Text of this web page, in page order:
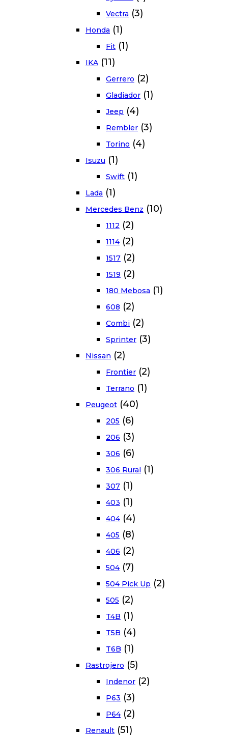
Vectra (3)
Honda (1)
Fit (1)
IKA (11)
Gerrero (2)
Gladiador (1)
Jeep (4)
Rembler (3)
Torino (4)
Isuzu (1)
Swift (1)
Lada (1)
Mercedes Benz (10)
1112 (2)
1114 (2)
1517 (2)
1519 (2)
180 Mebosa (1)
608 (2)
Combi (2)
Sprinter (3)
Nissan (2)
Frontier (2)
Terrano (1)
Peugeot (40)
205 (6)
206 (3)
306 (6)
306 Rural (1)
307 (1)
403 (1)
404 (4)
405 (8)
406 (2)
504 (7)
504 Pick Up (2)
505 (2)
T4B (1)
T5B (4)
T6B (1)
Rastrojero (5)
Indenor (2)
P63 (3)
P64 (2)
Renault (51)